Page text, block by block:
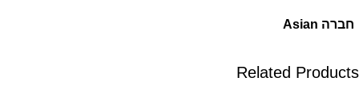
חברה Asian
Related Products